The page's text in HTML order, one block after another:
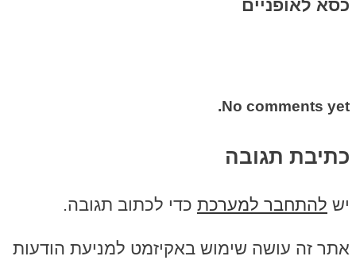
כסא לאופניים
No comments yet.
כתיבת תגובה
יש להתחבר למערכת כדי לכתוב תגובה.
אתר זה עושה שימוש באקיזמט למניעת הודעות